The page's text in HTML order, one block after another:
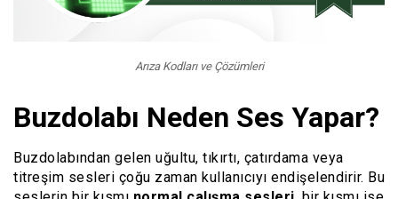
Arıza Kodları ve Çözümleri
Buzdolabı Neden Ses Yapar?
Buzdolabından gelen uğultu, tıkırtı, çatırdama veya
titreşim sesleri çoğu zaman kullanıcıyı endişelendirir. Bu